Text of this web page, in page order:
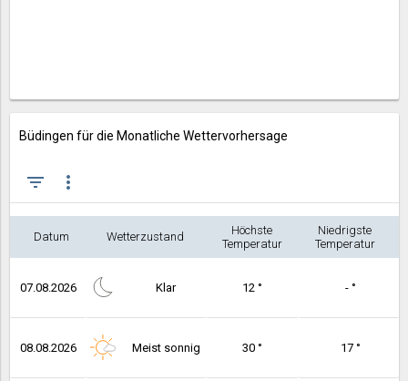
Büdingen für die Monatliche Wettervorhersage
filter_list more_vert
Datum Wetterzustand
Höchste
Temperatur
Niedrigste
Temperatur
07.08.2026 Klar 12 ° - °
08.08.2026 Meist sonnig 30 ° 17 °